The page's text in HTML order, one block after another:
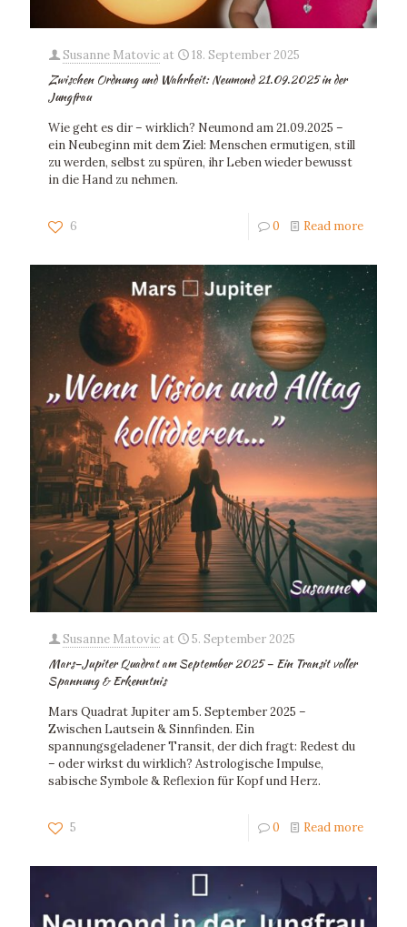
Susanne Matovic at 18. September 2025
Zwischen Ordnung und Wahrheit: Neumond 21.09.2025 in der
Jungfrau
Wie geht es dir – wirklich? Neumond am 21.09.2025 –
ein Neubeginn mit dem Ziel: Menschen ermutigen, still
zu werden, selbst zu spüren, ihr Leben wieder bewusst
in die Hand zu nehmen.
6 0 Read more
Susanne Matovic at 5. September 2025
Mars–Jupiter Quadrat am September 2025 – Ein Transit voller
Spannung & Erkenntnis
Mars Quadrat Jupiter am 5. September 2025 –
Zwischen Lautsein & Sinnfinden. Ein
spannungsgeladener Transit, der dich fragt: Redest du
– oder wirkst du wirklich? Astrologische Impulse,
sabische Symbole & Reflexion für Kopf und Herz.
5 0 Read more